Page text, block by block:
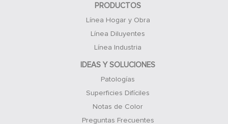
PRODUCTOS
Línea Hogar y Obra
Línea Diluyentes
Línea Industria
IDEAS Y SOLUCIONES
Patologías
Superficies Difíciles
Notas de Color
Preguntas Frecuentes